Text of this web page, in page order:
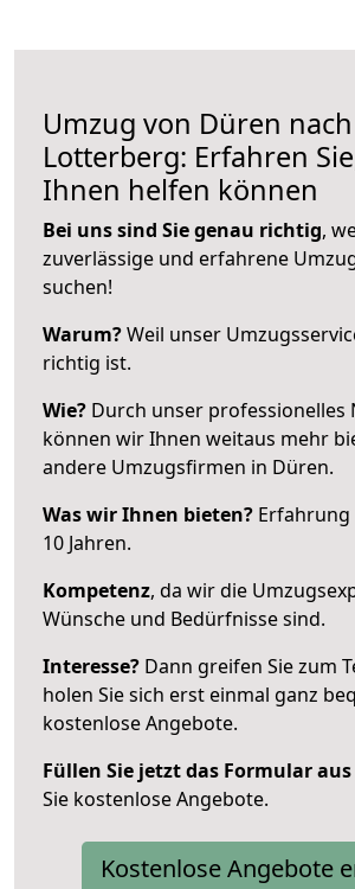
Umzug von Düren nach
Lotterberg: Erfahren
Ihnen helfen können
Bei uns sind Sie genau richtig,
zuverlässige und erfahrene
suchen!
Warum?Weil unser
richtig ist.
Wie? Durch unser professionelles
können wir Ihnen weitaus mehr
andere Umzugsfirmen in Düren.
Was wir Ihnen bieten? Erfahrung
10 Jahren.
Kompetenz, da wir die
Wünsche und Bedürfnisse sind.
Interesse? Dann greifen Sie zum
holen Sie sich erst einmal ganz
kostenlose Angebote.
Füllen Sie jetzt das Formular aus
Sie kostenlose Angebote.
Kostenlose Angebote